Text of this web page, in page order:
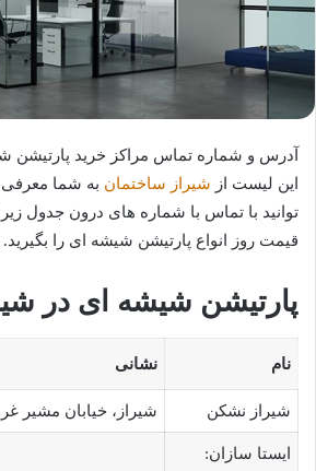
آدرس و شماره تماس مراکز خرید پارتیشن
این لیست از شیراز ساختمان به شما
توانید با تماس با شماره های درون جدول
قیمت روز انواع پارتیشن شیشه ای را بگیرید.
پارتیشن شیشه ای در
نام نشانی
شیراز نشکن شیراز، خیابان مشیر
ایستا سازان: